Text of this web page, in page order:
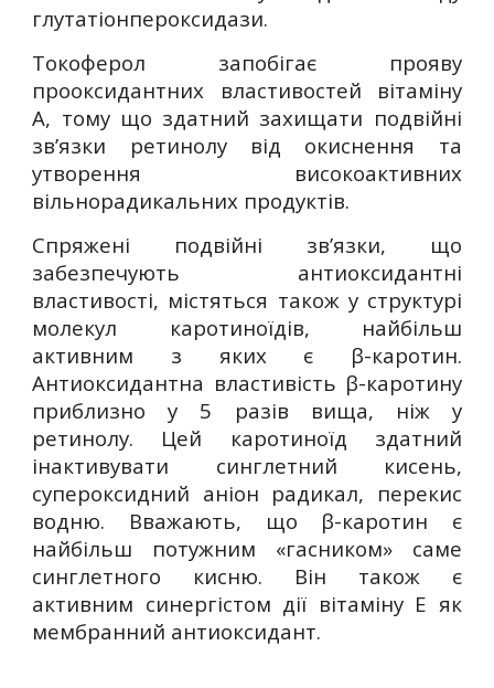
глутатіонпероксидази.
Токоферол запобігає прояву
прооксидантних властивостей вітаміну
А, тому що здатний захищати подвійні
зв’язки ретинолу від окиснення та
утворення високоактивних
вільнорадикальних продуктів.
Спряжені подвійні зв’язки, що
забезпечують антиоксидантні
властивості, містяться також у структурі
молекул каротиноїдів, найбільш
активним з яких є β-каротин.
Антиоксидантна властивість β-каротину
приблизно у 5 разів вища, ніж у
ретинолу. Цей каротиноїд здатний
інактивувати синглетний кисень,
супероксидний аніон радикал, перекис
водню. Вважають, що β-каротин є
найбільш потужним «гасником» саме
синглетного кисню. Він також є
активним синергістом дії вітаміну Е як
мембранний антиоксидант.